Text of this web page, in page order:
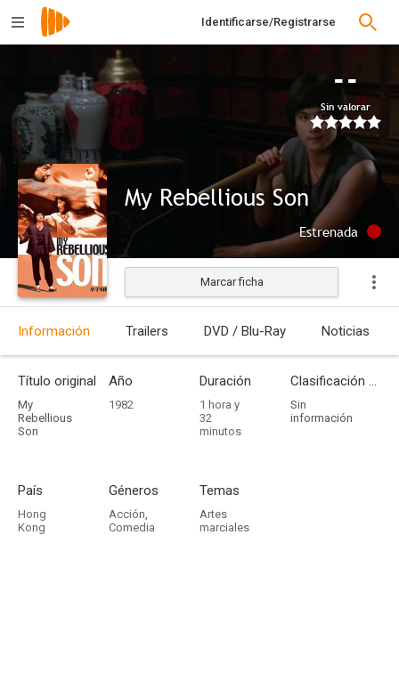
Identificarse/Registrarse
--
Sin valorar
My Rebellious Son
Estrenada
Marcar ficha
Información Trailers DVD / Blu-Ray Noticias
Título original
My
Rebellious
Son
Año
1982
Duración
1 hora y
32
minutos
Clasificación por edades
Sin
información
País
Hong
Kong
Géneros
Acción,
Comedia
Temas
Artes
marciales